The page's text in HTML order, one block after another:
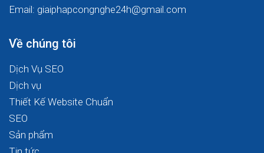
Email: giaiphapcongnghe24h@gmail.com
Về chúng tôi
Dịch Vụ SEO
Dịch vụ
Thiết Kế Website Chuẩn
SEO
Sản phẩm